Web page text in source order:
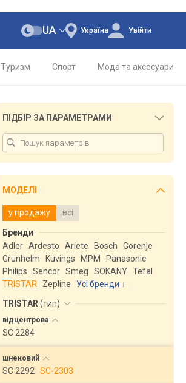
Україна
UA Увійти
Туризм Спорт Мода та аксесуари
ПІДБІР ЗА ПАРАМЕТРАМИ
МОДЕЛІ
у продажу всі
Бренди
Adler Ardesto Ariete Bosch
Gorenje
Grunhelm
Kuvings MPM
Panasonic
Philips
Sencor Smeg SOKANY Tefal
TRISTAR
Zepline
Усі бренди
TRISTAR (тип)
відцентрова
SC 2284
шнековий
SC 2292 SC-2303